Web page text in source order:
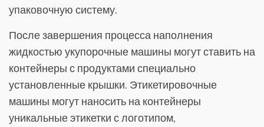
упаковочную систему.
После завершения процесса наполнения
жидкостью укупорочные машины могут ставить на
контейнеры с продуктами специально
установленные крышки. Этикетировочные
машины могут наносить на контейнеры
уникальные этикетки с логотипом,